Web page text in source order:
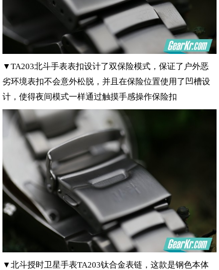
▼TA203北斗手表表扣设计了双保险模式，保证了户外恶
劣环境表扣不会意外松脱，并且在保险位置使用了凹槽设
计，使得夜间模式一样通过触摸手感操作保险扣
▼北斗授时卫星手表TA203钛合金表链，这款是钢色本体